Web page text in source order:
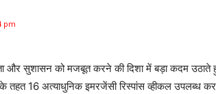
pm
और सुशासन को मजबूत करने की दिशा में बड़ा कदम
16 अत्याधुनिक इमरजेंसी रिस्पांस व्हीकल उपलब्ध कराए